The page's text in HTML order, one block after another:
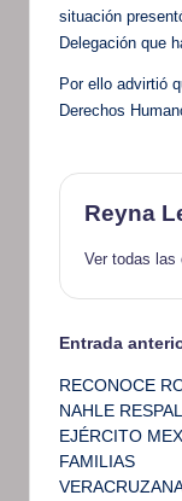
situación
Delegación que
Por ello advirtió
Derechos
Reyna
Ver todas las
de
Entrada
RECONOCE
NAHLE
EJÉRCITO
FAMILIAS